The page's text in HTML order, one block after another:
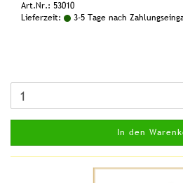
Art.Nr.: 53010
Lieferzeit:
3-5 Tage nach
In den